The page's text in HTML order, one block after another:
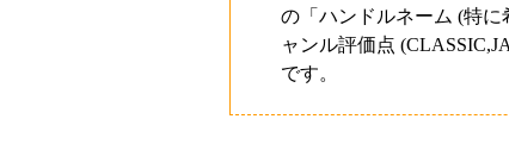
の「ハンドルネーム (特に
ャンル評価点
です。